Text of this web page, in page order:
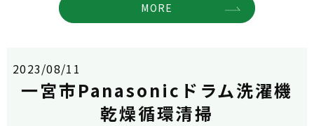
MORE
2023/08/11
一宮市Panasonicドラム洗濯機
乾燥循環清掃